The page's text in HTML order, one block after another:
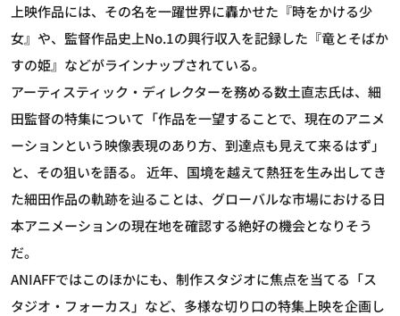
上映作品には、その名を一躍世界に轟かせた『時をかける少
女』や、監督作品史上No.1の興行収入を記録した『竜とそばか
すの姫』などがラインナップされている。
アーティスティック・ディレクターを務める数土直志氏は、細
田監督の特集について「作品を一望することで、現在のアニメ
ーションという映像表現のあり方、到達点も見えて来るはず」
と、その狙いを語る。 近年、国境を越えて熱狂を生み出してき
た細田作品の軌跡を辿ることは、グローバルな市場における日
本アニメーションの現在地を確認する絶好の機会となりそう
だ。
ANIAFFではこのほかにも、制作スタジオに焦点を当てる「ス
タジオ・フォーカス」など、多様な切り口の特集上映を企画し